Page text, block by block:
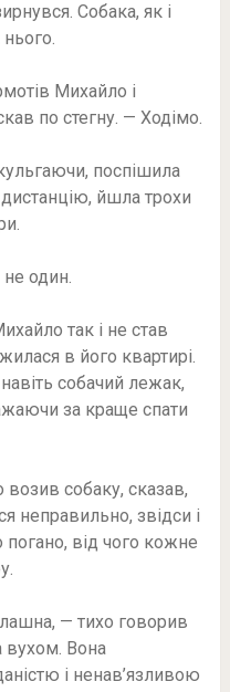
Собака, як і
Михайло і
по стегну. — Ходімо.
поспішила
йшла трохи
один.
так і не став
в його квартирі.
собачий лежак,
за краще спати
собаку, сказав,
неправильно, звідси і
погано, від чого кожне
— тихо говорив
вухом. Вона
і ненав’язливою